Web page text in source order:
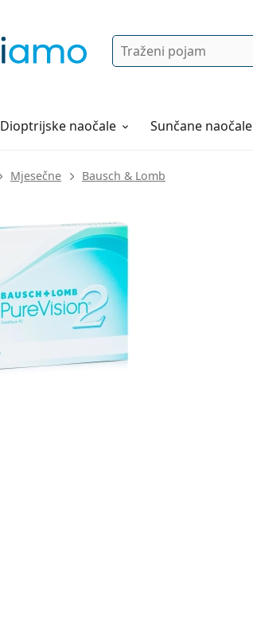
Pretraga
Dioptrijske naočale Sunčane naočale
Mjesečne
Bausch & Lomb